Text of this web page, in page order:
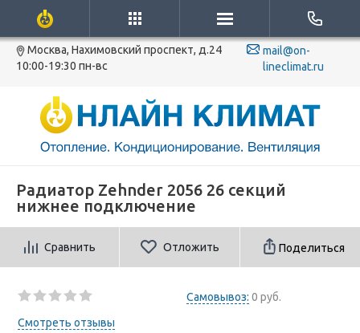
Москва, Нахимовский проспект, д.24
10:00-19:30 пн-вс
mail@on-
lineclimat.ru
Радиатор Zehnder 2056 26 секций
нижнее подключение
Сравнить Отложить Поделиться
Самовывоз: 0 руб.
Смотреть отзывы